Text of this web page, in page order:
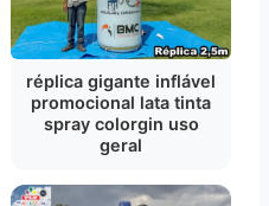
réplica gigante inflável
promocional lata tinta
spray colorgin uso
geral